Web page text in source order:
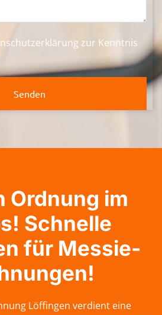
zur Kenntnis
Senden
Ordnung im
Schnelle
für Messie-
Löffingen verdient eine